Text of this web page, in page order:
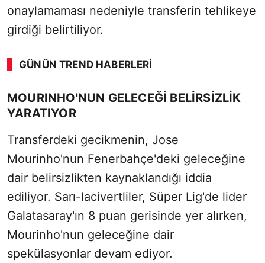
onaylamaması nedeniyle transferin tehlikeye
girdiği belirtiliyor.
GÜNÜN TREND HABERLERI
MOURINHO'NUN GELECEĞİ BELİRSİZLİK
YARATIYOR
Transferdeki gecikmenin, Jose
Mourinho'nun Fenerbahçe'deki geleceğine
dair belirsizlikten kaynaklandığı iddia
ediliyor. Sarı-lacivertliler, Süper Lig'de lider
Galatasaray'ın 8 puan gerisinde yer alırken,
Mourinho'nun geleceğine dair
spekülasyonlar devam ediyor.